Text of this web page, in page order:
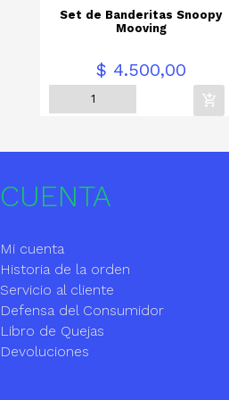
Set de Banderitas Snoopy
Mooving
$ 4.500,00
CUENTA
Mi cuenta
Historia de la orden
Servicio al cliente
Defensa del Consumidor
Libro de Quejas
Devoluciones